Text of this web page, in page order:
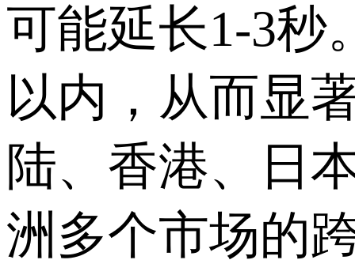
可能延长1-3秒
以内，从而显
陆、香港、日
洲多个市场的